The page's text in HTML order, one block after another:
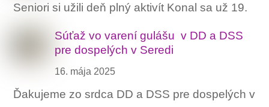
Seniori si užili deň plný aktivít Konal sa už 19.
Súťaž vo varení gulášu ‍ v DD a DSS
pre dospelých v Seredi
16. mája 2025
Ďakujeme zo srdca DD a DSS pre dospelých v